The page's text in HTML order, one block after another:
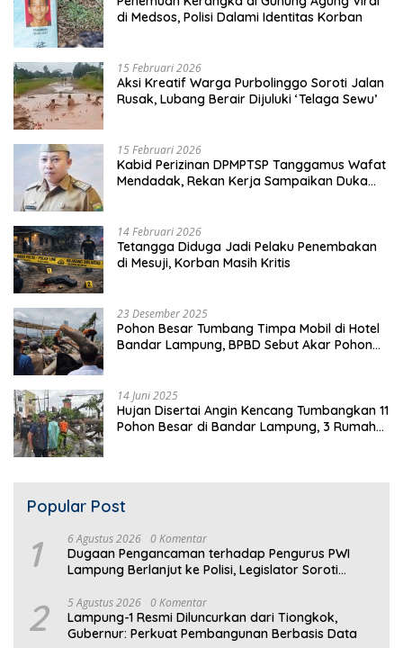
di Medsos, Polisi Dalami Identitas Korban
15 Februari 2026
Aksi Kreatif Warga Purbolinggo Soroti Jalan
Rusak, Lubang Berair Dijuluki ‘Telaga Sewu’
15 Februari 2026
Kabid Perizinan DPMPTSP Tanggamus Wafat
Mendadak, Rekan Kerja Sampaikan Duka
14 Februari 2026
Tetangga Diduga Jadi Pelaku Penembakan
di Mesuji, Korban Masih Kritis
23 Desember 2025
Pohon Besar Tumbang Timpa Mobil di Hotel
Bandar Lampung, BPBD Sebut Akar Pohon
14 Juni 2025
Hujan Disertai Angin Kencang Tumbangkan 11
Pohon Besar di Bandar Lampung, 3 Rumah
Popular Post
1 6 Agustus 2026 0 Komentar
Dugaan Pengancaman terhadap Pengurus PWI
Lampung Berlanjut ke Polisi, Legislator Soroti
2 5 Agustus 2026 0 Komentar
Lampung-1 Resmi Diluncurkan dari Tiongkok,
Gubernur: Perkuat Pembangunan Berbasis Data